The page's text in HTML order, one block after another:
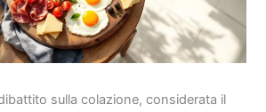
sulla colazione, considerata il